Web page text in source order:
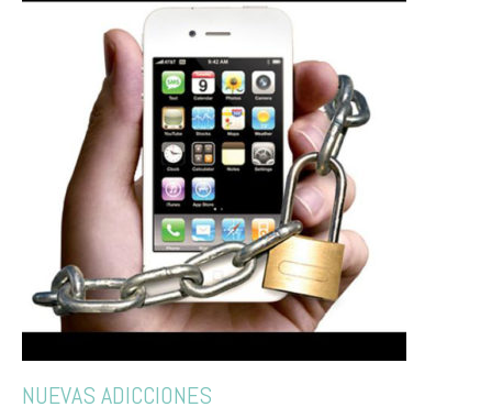
NUEVAS ADICCIONES